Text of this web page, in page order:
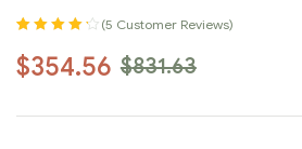
out of 5
(5 Customer Reviews)
$831.63
$354.56